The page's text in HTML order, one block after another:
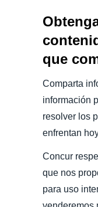
que
Comparta
información
resolver los
enfrentan
Concur
que nos
para uso